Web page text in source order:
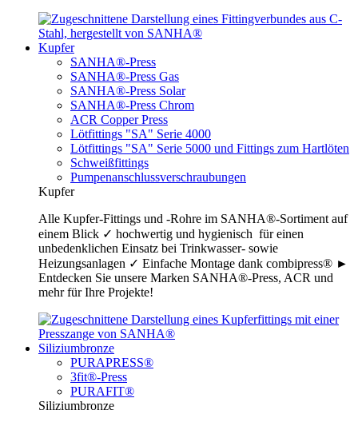
Kupfer
SANHA®-Press
SANHA®-Press Gas
SANHA®-Press Solar
SANHA®-Press Chrom
ACR Copper Press
Lötfittings "SA" Serie 4000
Lötfittings "SA" Serie 5000 und Fittings zum Hartlöten
Schweißfittings
Pumpenanschlussverschraubungen
Kupfer
Alle Kupfer-Fittings und -Rohre im SANHA®-Sortiment auf
einem Blick ✓ hochwertig und hygienisch für einen
unbedenklichen Einsatz bei Trinkwasser- sowie
Heizungsanlagen ✓ Einfache Montage dank combipress® ►
Entdecken Sie unsere Marken SANHA®-Press, ACR und
mehr für Ihre Projekte!
Siliziumbronze
PURAPRESS®
3fit®-Press
PURAFIT®
Siliziumbronze